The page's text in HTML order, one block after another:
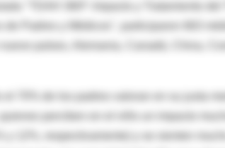
nueve países, Alemania, Canadá, China,
el 70% de los padres valoran en su justa
quienes perciben en el niño un impacto
y 12%, respectivamente) y se sienten